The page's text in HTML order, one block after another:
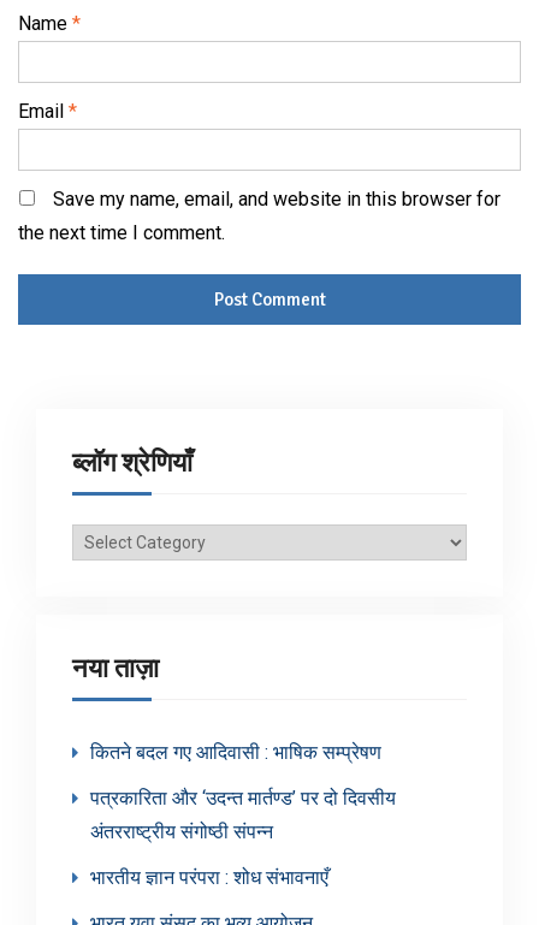
Name *
Email *
Save my name, email, and website in this browser for
the next time I comment.
ब्लॉग श्रेणियाँ
ब्लॉग
नया ताज़ा
कितने बदल गए आदिवासी : भाषिक सम्प्रेषण
पत्रकारिता और ‘उदन्त मार्तण्ड’ पर दो दिवसीय
अंतरराष्ट्रीय संगोष्ठी संपन्न
भारतीय ज्ञान परंपरा : शोध संभावनाएँ